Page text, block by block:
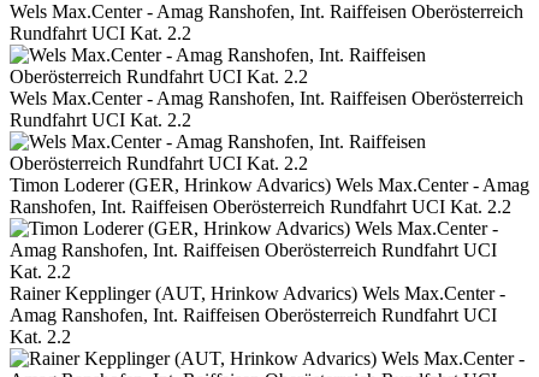
Wels Max.Center - Amag Ranshofen, Int. Raiffeisen Oberösterreich
Rundfahrt UCI Kat. 2.2
Wels Max.Center - Amag Ranshofen, Int. Raiffeisen Oberösterreich
Rundfahrt UCI Kat. 2.2
Timon Loderer (GER, Hrinkow Advarics) Wels Max.Center - Amag
Ranshofen, Int. Raiffeisen Oberösterreich Rundfahrt UCI Kat. 2.2
Rainer Kepplinger (AUT, Hrinkow Advarics) Wels Max.Center -
Amag Ranshofen, Int. Raiffeisen Oberösterreich Rundfahrt UCI
Kat. 2.2